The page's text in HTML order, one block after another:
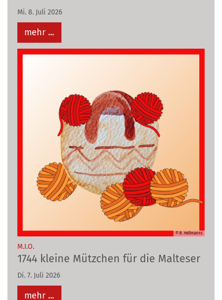
Mi. 8. Juli 2026
mehr ...
© B. Hellmanns
M.I.O.:
1744 kleine Mützchen für die Malteser
Di. 7. Juli 2026
mehr ...